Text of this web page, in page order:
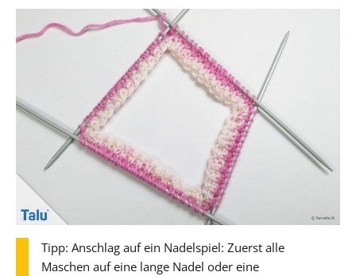
Tipp: Anschlag auf ein Nadelspiel: Zuerst alle
Maschen auf eine lange Nadel oder eine